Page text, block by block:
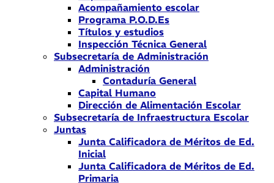
Acompañamiento escolar
Programa P.O.D.Es
Títulos y estudios
Inspección Técnica General
Subsecretaría de Administración
Administración
Contaduría General
Capital Humano
Dirección de Alimentación Escolar
Subsecretaría de Infraestructura Escolar
Juntas
Junta Calificadora de Méritos de Ed.
Inicial
Junta Calificadora de Méritos de Ed.
Primaria